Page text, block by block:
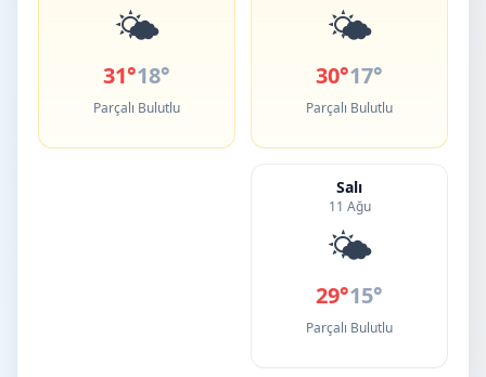
🌤️
31°18°
Parçalı Bulutlu
🌤️
30°17°
Parçalı Bulutlu
Salı
11 Ağu
🌤️
29°15°
Parçalı Bulutlu